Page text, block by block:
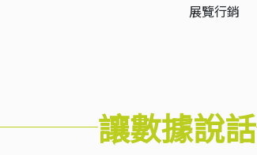
展覽行銷
讓數據說話